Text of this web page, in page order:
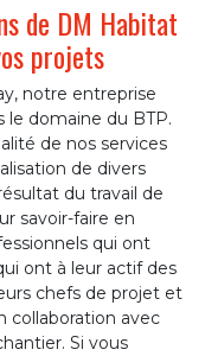
de DM Habitat
projets
notre entreprise
le domaine du BTP.
de nos services
de divers
du travail de
savoir-faire en
qui ont
ont à leur actif des
chefs de projet et
collaboration avec
Si vous